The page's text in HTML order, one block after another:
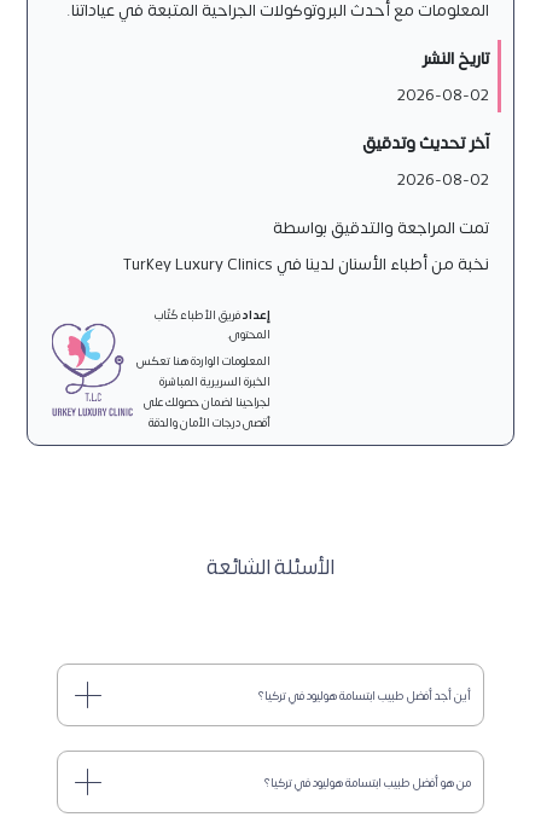
المعلومات مع أحدث البروتوكولات الجراحية المتبعة في عياداتنا.
تاريخ النشر
2026-08-02
آخر تحديث وتدقيق
2026-08-02
تمت المراجعة والتدقيق بواسطة
نخبة من أطباء الأسنان لدينا في Turkey Luxury Clinics
إعدادفريق الأطباء كُتّاب
المحتوى.
المعلومات الواردة هنا تعكس
الخبرة السريرية المباشرة
لجراحينا لضمان حصولك على
أقصى درجات الأمان والدقة
الأسئلة الشائعة
أين أجد أفضل طبيب ابتسامة هوليود في تركيا؟
من هو أفضل طبيب ابتسامة هوليود في تركيا؟